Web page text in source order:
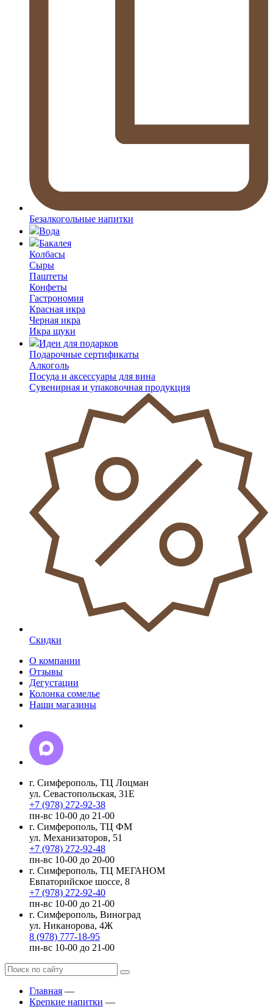
Безалкогольные напитки
Вода
Бакалея
Колбасы
Сыры
Паштеты
Конфеты
Гастрономия
Красная икра
Черная икра
Икра щуки
Идеи для подарков
Подарочные сертификаты
Алкоголь
Посуда и аксессуары для вина
Сувенирная и упаковочная продукция
Скидки
О компании
Отзывы
Дегустации
Колонка сомелье
Наши магазины
г. Симферополь, ТЦ Лоцман
ул. Севастопольская, 31Е
+7 (978) 272-92-38
пн-вс 10-00 до 21-00
г. Симферополь, ТЦ ФМ
ул. Механизаторов, 51
+7 (978) 272-92-48
пн-вс 10-00 до 20-00
г. Симферополь, ТЦ МЕГАНОМ
Евпаторийское шоссе, 8
+7 (978) 272-92-40
пн-вс 10-00 до 21-00
г. Симферополь, Виноград
ул. Никанорова, 4Ж
8 (978) 777-18-95
пн-вс 10-00 до 21-00
Главная —
Крепкие напитки —